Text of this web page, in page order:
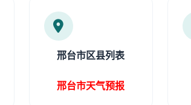
邢台市区县列表
邢台市天气预报